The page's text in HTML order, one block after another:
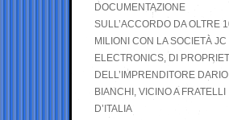
DOCUMENTAZIONE
SULL’ACCORDO DA OLTRE
MILIONI CON LA SOCIETÀ JC
ELECTRONICS, DI
DELL’IMPRENDITORE DARIO
BIANCHI, VICINO A FRATELLI
D’ITALIA